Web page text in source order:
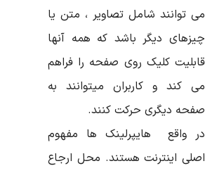
توانند شامل تصاویر ، متن یا
دیگر باشد که همه آنها
کلیک روی صفحه را فراهم
کند و کاربران میتوانند به
دیگری حرکت کنند.
واقع هایپرلینک ها مفهوم
اینترنت هستند. محل ارجاع